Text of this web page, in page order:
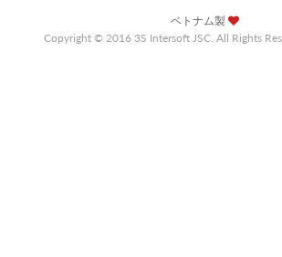
ベトナム製
Copyright © 2016 3S Intersoft JSC. All Rights